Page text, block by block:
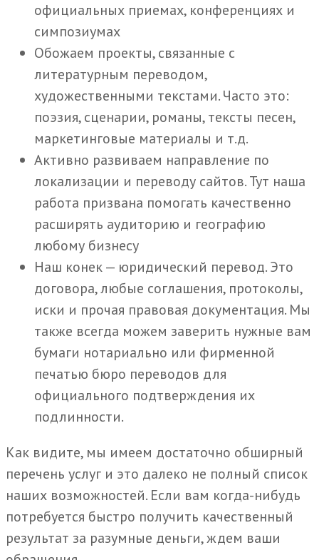
официальных приемах, конференциях и
симпозиумах
Обожаем проекты, связанные с
литературным переводом,
художественными текстами. Часто это:
поэзия, сценарии, романы, тексты песен,
маркетинговые материалы и т.д.
Активно развиваем направление по
локализации и переводу сайтов. Тут наша
работа призвана помогать качественно
расширять аудиторию и географию
любому бизнесу
Наш конек — юридический перевод. Это
договора, любые соглашения, протоколы,
иски и прочая правовая документация. Мы
также всегда можем заверить нужные вам
бумаги нотариально или фирменной
печатью бюро переводов для
официального подтверждения их
подлинности.
Как видите, мы имеем достаточно обширный
перечень услуг и это далеко не полный список
наших возможностей. Если вам когда-нибудь
потребуется быстро получить качественный
результат за разумные деньги, ждем ваши